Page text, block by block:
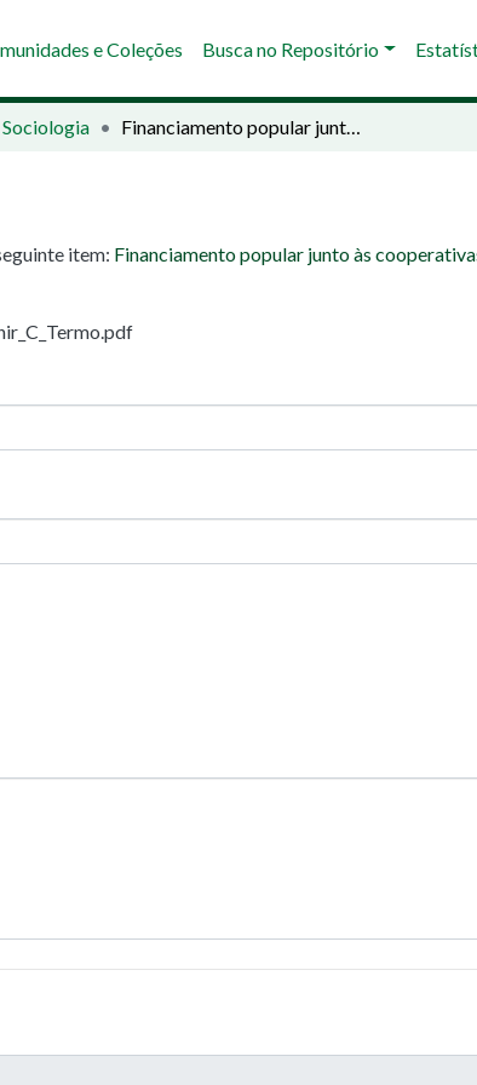
e Coleções Busca no Repositório
Financiamento popular junto às cooperativas agroindustriais familiares do MST (Norte-PR): estudo sobre o FINAPOP.
item: Financiamento popular junto às